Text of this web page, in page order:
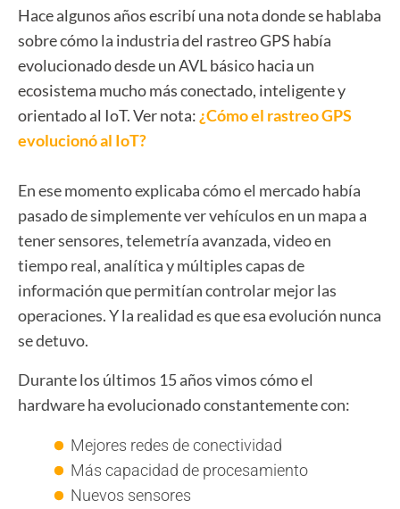
Hace algunos años escribí una nota donde se hablaba
sobre cómo la industria del rastreo GPS había
evolucionado desde un AVL básico hacia un
ecosistema mucho más conectado, inteligente y
orientado al IoT.Ver nota: ¿Cómo el rastreo GPS
evolucionó al IoT?
En ese momento explicaba cómo el mercado había
pasado de simplemente ver vehículos en un mapa a
tener sensores, telemetría avanzada, video en
tiempo real, analítica y múltiples capas de
información que permitían controlar mejor las
operaciones.Y la realidad es que esa evolución nunca
se detuvo.
Durante los últimos 15 años vimos cómo el
hardware ha evolucionado constantemente con:
Mejores redes de conectividad
Más capacidad de procesamiento
Nuevos sensores